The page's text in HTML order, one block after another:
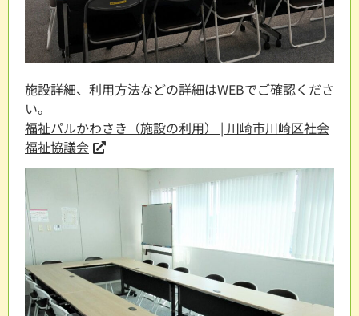
施設詳細、利用方法などの詳細はWEBでご確認くださ
い。
福祉パルかわさき（施設の利用） | 川崎市川崎区社会
福祉協議会